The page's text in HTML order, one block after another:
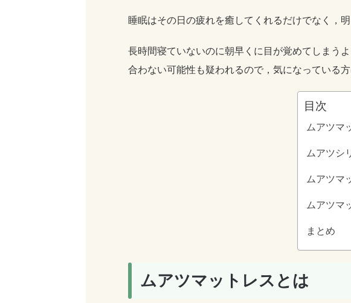
睡眠はその日の疲れを癒してくれるだけでなく，
長時間寝ていないのに朝早くに目が覚めてしまう
合わない可能性も疑われるので，気になっている
目次
ムアツマ
ムアツシ
ムアツマ
ムアツマ
まとめ
ムアツマットレスとは